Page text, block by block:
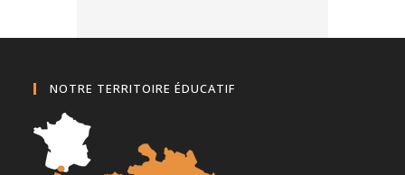
NOTRE TERRITOIRE ÉDUCATIF